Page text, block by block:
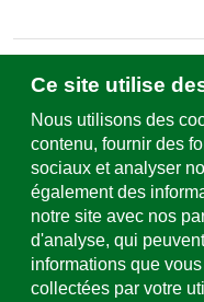
Ce site utilise
Nous utilisons des
contenu, fournir des
sociaux et analyser
également des
notre site avec nos
d'analyse, qui
informations que
collectées par votre
+49